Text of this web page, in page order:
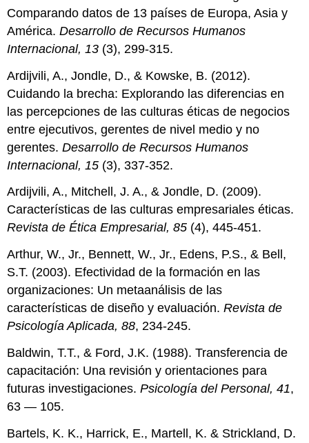
Comparando datos de 13 países de Europa, Asia y
América.Desarrollo de Recursos Humanos
Internacional, 13 (3), 299-315.
Ardijvili, A., Jondle, D., & Kowske, B. (2012).
Cuidando la brecha: Explorando las diferencias en
las percepciones de las culturas éticas de negocios
entre ejecutivos, gerentes de nivel medio y no
gerentes.Desarrollo de Recursos Humanos
Internacional, 15 (3), 337-352.
Ardijvili, A., Mitchell, J. A., & Jondle, D. (2009).
Características de las culturas empresariales éticas.
Revista de Ética Empresarial, 85 (4), 445-451.
Arthur, W., Jr., Bennett, W., Jr., Edens, P.S., & Bell,
S.T. (2003). Efectividad de la formación en las
organizaciones: Un metaanálisis de las
características de diseño y evaluación.Revista de
Psicología Aplicada, 88, 234-245.
Baldwin, T.T., & Ford, J.K. (1988). Transferencia de
capacitación: Una revisión y orientaciones para
futuras investigaciones.Psicología del Personal, 41,
63 — 105.
Bartels, K. K., Harrick, E., Martell, K. & Strickland, D.